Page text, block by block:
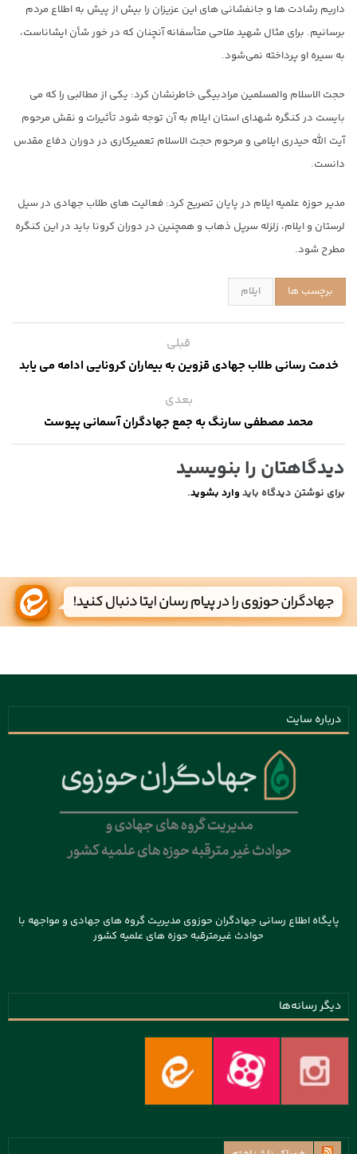
داریم رشادت ها و جانفشانی های این عزیزان را بیش از پیش به اطلاع مردم
برسانیم. برای مثال شهید ملاحی متأسفانه آنچنان که در خور شأن ایشاناست،
به سیره او پرداخته نمی‌شود.
حجت الاسلام والمسلمین مرادبیگی خاطرنشان کرد: یکی از مطالبی را که می
بایست در کنگره شهدای استان ایلام به آن توجه شود تأثیرات و نقش مرحوم
آیت الله حیدری ایلامی و مرحوم حجت الاسلام تعمیرکاری در دوران دفاع مقدس
دانست.
مدیر حوزه علمیه ایلام در پایان تصریح کرد: فعالیت های طلاب جهادی در سیل
لرستان و ایلام، زلزله سرپل ذهاب و همچنین در دوران کرونا باید در این کنگره
مطرح شود.
برچسب ها ایلام
قبلی
خدمت رسانی طلاب جهادی قزوین به بیماران کرونایی ادامه می یابد
بعدی
محمد مصطفی سارنگ به جمع جهادگران آسمانی پیوست
دیدگاهتان را بنویسید
برای نوشتن دیدگاه باید وارد بشوید.
درباره سایت
پایگاه اطلاع رسانی جهادگران حوزوی مدیریت گروه های جهادی و مواجهه با
حوادث غیرمترقبه حوزه های علمیه کشور
دیگر رسانه‌ها